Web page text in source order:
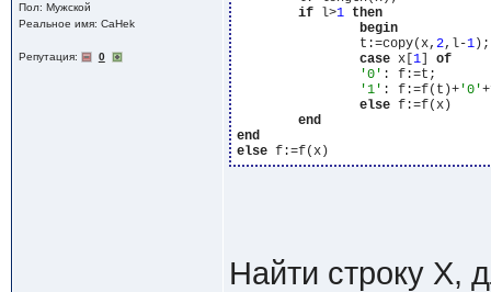
Пол: Мужской
Реальное имя: CaHek
Репутация: 0
if l>1 then
begin
		t:=copy(x,
2,l-1);
case x[ 1] of
'0' : f:=t;
'1' : f:=f(t)+'0'
else f:=f(x)
end
end
else
Найти строку Х,